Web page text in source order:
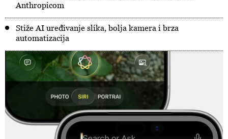
Anthropicom
Stiže AI uređivanje slika, bolja kamera i brza
automatizacija